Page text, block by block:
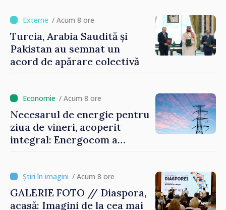
/ Acum 8 ore
Turcia, Arabia Saudită și
Pakistan au semnat un
acord de apărare colectivă
/ Acum 8 ore
Necesarul de energie pentru
ziua de vineri, acoperit
integral: Energocom a
/ Acum 8 ore
GALERIE FOTO // Diaspora,
acasă: Imagini de la cea mai